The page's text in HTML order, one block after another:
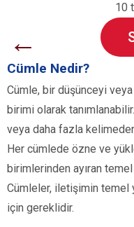
10
←
Cümle Nedir?
Cümle, bir düşünceyi
birimi olarak
veya daha fazla
Her cümlede özne ve
birimlerinden ayıran
Cümleler, iletişimin temel
için gereklidir.